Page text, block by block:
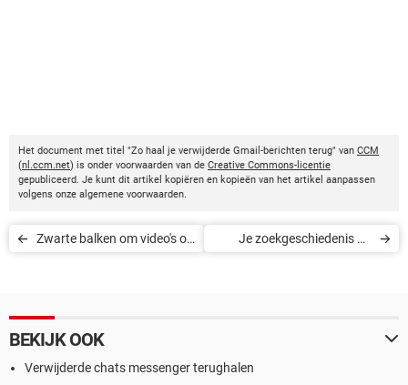
Het document met titel "Zo haal je verwijderde Gmail-berichten terug" van CCM
(nl.ccm.net) is onder voorwaarden van de Creative Commons-licentie
gepubliceerd. Je kunt dit artikel kopiëren en kopieën van het artikel aanpassen
volgens onze algemene voorwaarden.
Zwarte balken om video's op
Je zoekgeschiedenis op
BEKIJK OOK
Verwijderde chats messenger terughalen